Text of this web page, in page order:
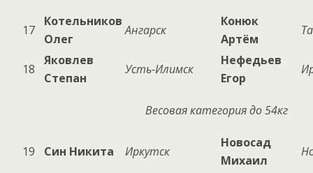
17
Котельников
Олег
Ангарск
Конюк
Артём
18
Яковлев
Степан
Усть-Илимск
Нефедьев
Егор
Весовая категория до 54кг
19 Син Никита Иркутск
Новосад
Михаил